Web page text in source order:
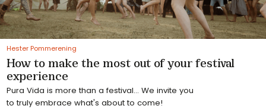
Hester Pommerening
How to make the most out of your festival
experience
Pura Vida is more than a festival... We invite you
to truly embrace what's about to come!